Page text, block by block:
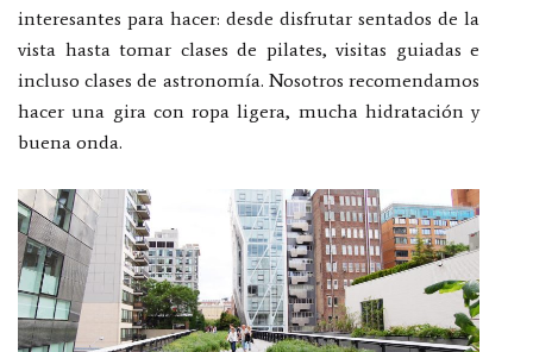
interesantes para hacer: desde disfrutar sentados de la
vista hasta tomar clases de pilates, visitas guiadas e
incluso clases de astronomía. Nosotros recomendamos
hacer una gira con ropa ligera, mucha hidratación y
buena onda.